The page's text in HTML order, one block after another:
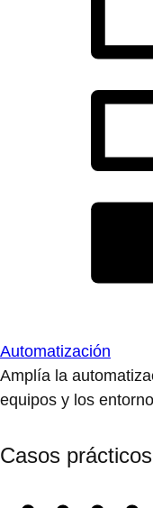
Automatización
Amplía la
equipos y los
Casos prácticos